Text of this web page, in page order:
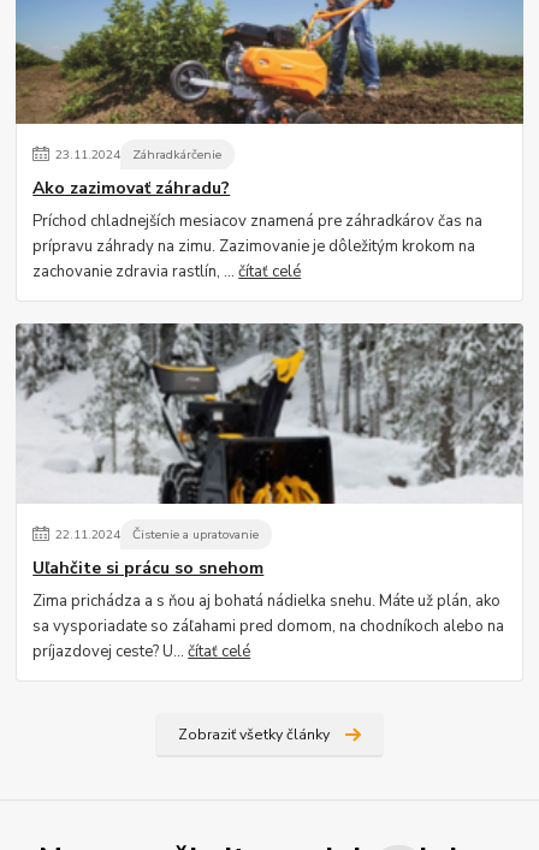
23.11.2024 Záhradkárčenie
Ako zazimovať záhradu?
Príchod chladnejších mesiacov znamená pre záhradkárov čas na
prípravu záhrady na zimu. Zazimovanie je dôležitým krokom na
zachovanie zdravia rastlín, ...čítať celé
22.11.2024 Čistenie a upratovanie
Uľahčite si prácu so snehom
Zima prichádza a s ňou aj bohatá nádielka snehu. Máte už plán, ako
sa vysporiadate so záľahami pred domom, na chodníkoch alebo na
príjazdovej ceste? U...čítať celé
Zobraziť všetky články